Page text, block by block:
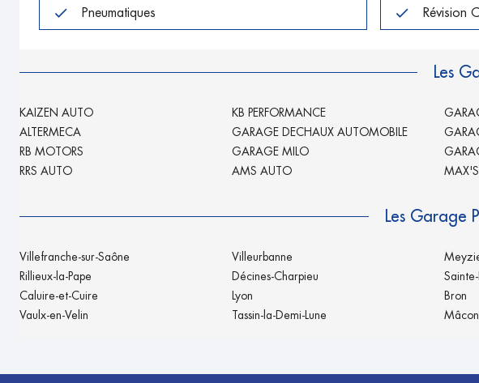
Pneumatiques Révision
Les
KAIZEN AUTO
ALTERMECA
RB MOTORS
RRS AUTO
KB PERFORMANCE
GARAGE DECHAUX AUTOMOBILE
GARAGE MILO
AMS AUTO
Les Garage
Villefranche-sur-Saône
Rillieux-la-Pape
Caluire-et-Cuire
Vaulx-en-Velin
Villeurbanne
Décines-Charpieu
Lyon
Tassin-la-Demi-Lune
Sainte-
Bron
Mâcon